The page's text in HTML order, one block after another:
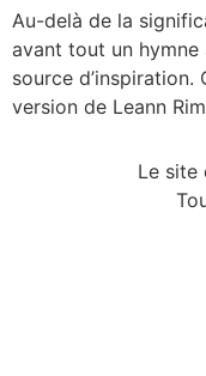
Au-delà de la
avant tout un hymne
source
version de Leann
Le site